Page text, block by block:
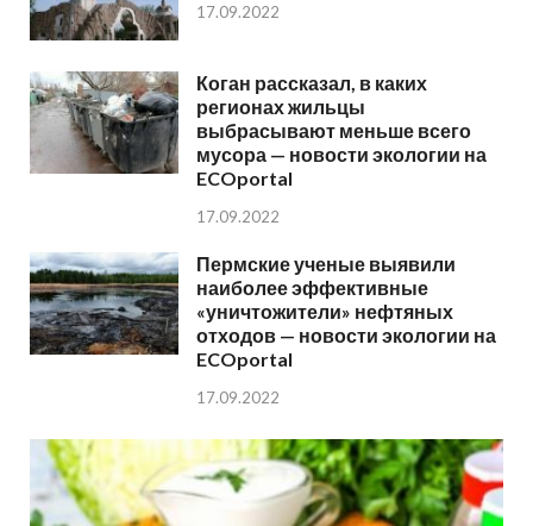
17.09.2022
Коган рассказал, в каких
регионах жильцы
выбрасывают меньше всего
мусора — новости экологии на
ECOportal
17.09.2022
Пермские ученые выявили
наиболее эффективные
«уничтожители» нефтяных
отходов — новости экологии на
ECOportal
17.09.2022